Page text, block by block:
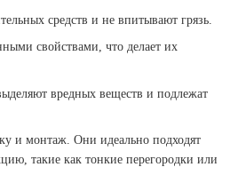
средств и не впитывают грязь.
свойствами, что делает их
вредных веществ и подлежат
и монтаж. Они идеально подходят
такие как тонкие перегородки или